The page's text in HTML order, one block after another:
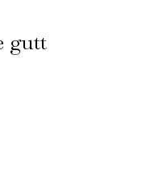
gutt